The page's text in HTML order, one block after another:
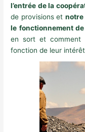
l’entrée de la
de provisions et notre
le fonctionnement
en sort et comment
fonction de leur